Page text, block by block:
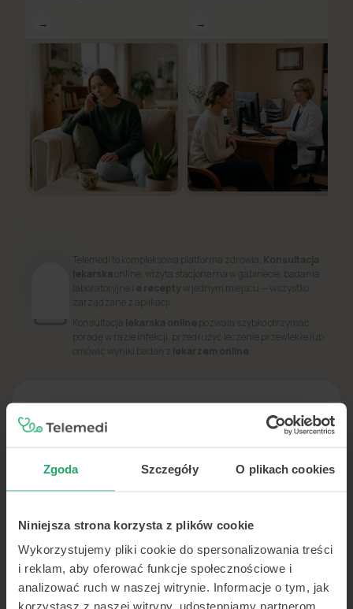
Zgoda Szczegóły O plikach cookies
Niniejsza strona korzysta z plików cookie
Wykorzystujemy pliki cookie do spersonalizowania treści
i reklam, aby oferować funkcje społecznościowe i
analizować ruch w naszej witrynie. Informacje o tym, jak
korzystasz z naszej witryny, udostępniamy partnerom
→ →
Telemedi to kompleksowa platforma zdrowia. Konsultacja
lekarskaonline, wizyta stacjonarna w gabinecie, badania
laboratoryjne i e recepty w jednym miejscu — wszystko
zarządzane z aplikacji.
Konsultacja lekarska online pozwala szybko otrzymać
poradę w razie infekcji, przedłużyć leczenie przewlekłe lub
omówić wyniki badań z lekarzem online